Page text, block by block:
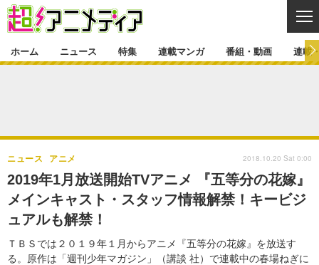
ゲーム・アプリ マンガ
グッズ イベント
声優
舞台 新帝スタ
特集一覧 カバー
ラキりす
連載マンガ
連載マンガ一覧 連載一覧
番組・動画
番組・動画一覧 ラジオ
動画
連載・ブログ
連載・ブログ一覧
編集部ブログ・お知らせ
ホーム ニュース 特集 連載マンガ 番組・動画 連載
2019年1月放送開始TVアニメ 『五等分の花嫁』
メインキャスト・スタッフ情報解禁！キービジ
ュアルも解禁！
ＴＢＳでは２０１９年１月からアニメ『五等分の花嫁』を放送す
る。原作は「週刊少年マガジン」（講談 社）で連載中の春場ねぎに
ニュース アニメ 2018.10.20 Sat 0:00